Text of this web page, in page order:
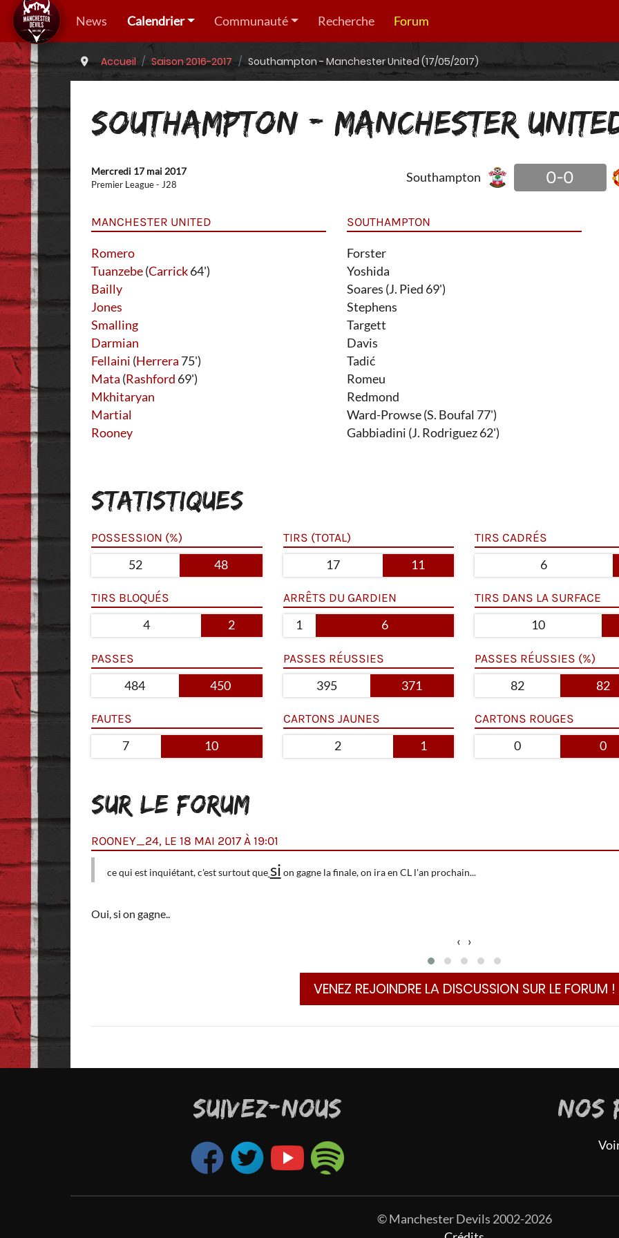
News Calendrier Communauté Recherche Forum
Accueil Saison 2016-2017 Southampton - Manchester United (17/05/2017)
SOUTHAMPTON - MANCHESTER
Mercredi 17 mai 2017
Premier League - J28 Southampton 0-0
MANCHESTER UNITED
Romero
Tuanzebe(Carrick64')
Bailly
Jones
Smalling
Darmian
Fellaini (Herrera 75')
Mata (Rashford 69')
Mkhitaryan
Martial
Rooney
SOUTHAMPTON
Forster
Yoshida
Soares (J. Pied 69')
Stephens
Targett
Davis
Tadić
Romeu
Redmond
Ward-Prowse (S. Boufal 77')
Gabbiadini (J. Rodriguez 62')
STATISTIQUES
POSSESSION (%)
52 48
TIRS (TOTAL)
17 11
TIRS CADRÉS
6
TIRS BLOQUÉS
4 2
ARRÊTS DU GARDIEN
1 6
TIRS DANS LA SURFACE
10
PASSES
484 450
PASSES RÉUSSIES
395 371
PASSES RÉUSSIES (%)
82 82
FAUTES
7 10
CARTONS JAUNES
2 1
CARTONS ROUGES
0 0
SUR LE FORUM
espérer que nos
ROONEY_24, LE 18 MAI 2017 À 19:01
ce qui est inquiétant, c'est surtout que si on gagne la finale, on ira en CL l'an prochain...
Oui, si on gagne..
‹ ›
VENEZ REJOINDRE LA DISCUSSION SUR LE FORUM !
SUIVEZ-NOUS NOS
© Manchester Devils 2002-2026